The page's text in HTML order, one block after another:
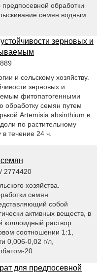
обработки
семян водным
зерновых и
и сельскому хозяйству.
зерновых и
фитопатогенными
семян путем
Artemisia аbsinthium в
по растительному
течение 24 ч.
2774420
хозяйства.
семян
собой
активных веществ, в
коллоидный раствор
соотношении 1:1,
0,006-0,02 г/л,
20.
для предпосевной